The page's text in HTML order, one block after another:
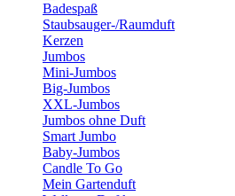
Badespaß
Staubsauger-/Raumduft
Kerzen
Jumbos
Mini-Jumbos
Big-Jumbos
XXL-Jumbos
Jumbos ohne Duft
Smart Jumbo
Baby-Jumbos
Candle To Go
Mein Gartenduft